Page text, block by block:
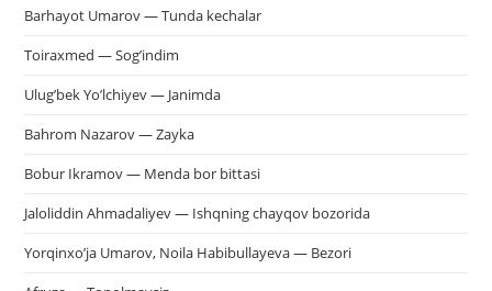
Barhayot Umarov — Tunda kechalar
Toiraxmed — Sog’indim
Ulug’bek Yo’lchiyev — Janimda
Bahrom Nazarov — Zayka
Bobur Ikramov — Menda bor bittasi
Jaloliddin Ahmadaliyev — Ishqning chayqov bozorida
Yorqinxo’ja Umarov, Noila Habibullayeva — Bezori